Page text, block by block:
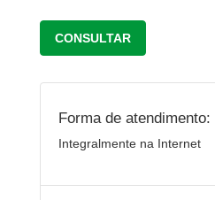
CONSULTAR
Forma de atendimento:
Integralmente na Internet